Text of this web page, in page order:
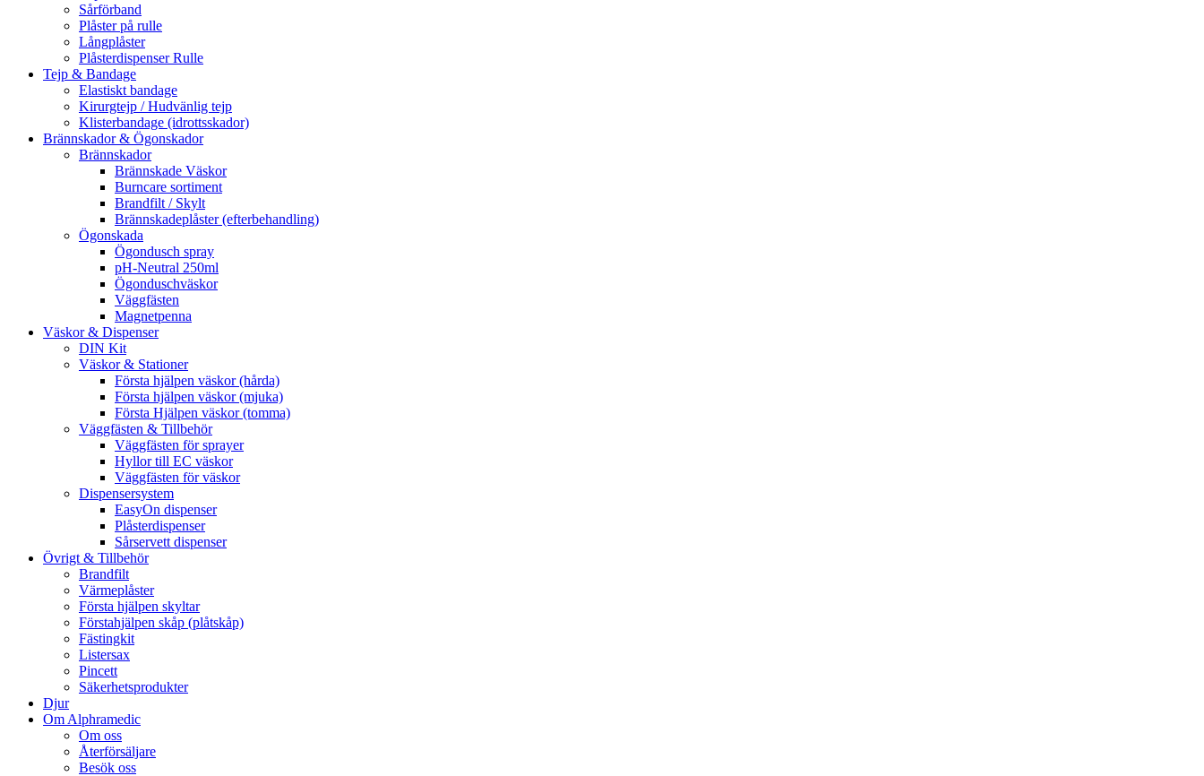
Sårförband
Plåster på rulle
Långplåster
Plåsterdispenser Rulle
Tejp & Bandage
Elastiskt bandage
Kirurgtejp / Hudvänlig tejp
Klisterbandage (idrottsskador)
Brännskador & Ögonskador
Brännskador
Brännskade Väskor
Burncare sortiment
Brandfilt / Skylt
Brännskadeplåster (efterbehandling)
Ögonskada
Ögondusch spray
pH-Neutral 250ml
Ögonduschväskor
Väggfästen
Magnetpenna
Väskor & Dispenser
DIN Kit
Väskor & Stationer
Första hjälpen väskor (hårda)
Första hjälpen väskor (mjuka)
Första Hjälpen väskor (tomma)
Väggfästen & Tillbehör
Väggfästen för sprayer
Hyllor till EC väskor
Väggfästen för väskor
Dispensersystem
EasyOn dispenser
Plåsterdispenser
Sårservett dispenser
Övrigt & Tillbehör
Brandfilt
Värmeplåster
Första hjälpen skyltar
Förstahjälpen skåp (plåtskåp)
Fästingkit
Listersax
Pincett
Säkerhetsprodukter
Djur
Om Alphramedic
Om oss
Återförsäljare
Besök oss